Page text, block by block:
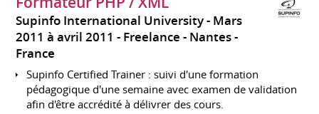
Supinfo International University
Mars
2011 à avril 2011 Freelance
Nantes
France
Supinfo Certified Trainer : suivi d'une formation
pédagogique d'une semaine avec examen de validation
afin d'être accrédité à délivrer des cours.